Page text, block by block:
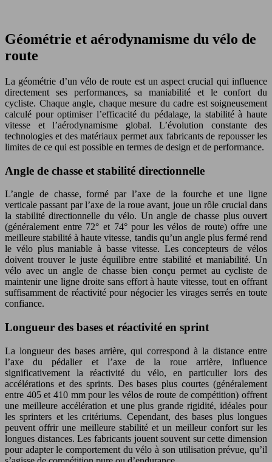
Géométrie et aérodynamisme du vélo de
route
La géométrie d’un vélo de route est un aspect crucial qui influence
directement ses performances, sa maniabilité et le confort du
cycliste. Chaque angle, chaque mesure du cadre est soigneusement
calculé pour optimiser l’efficacité du pédalage, la stabilité à haute
vitesse et l’aérodynamisme global. L’évolution constante des
technologies et des matériaux permet aux fabricants de repousser les
limites de ce qui est possible en termes de design et de performance.
Angle de chasse et stabilité directionnelle
L’angle de chasse, formé par l’axe de la fourche et une ligne
verticale passant par l’axe de la roue avant, joue un rôle crucial dans
la stabilité directionnelle du vélo. Un angle de chasse plus ouvert
(généralement entre 72° et 74° pour les vélos de route) offre une
meilleure stabilité à haute vitesse, tandis qu’un angle plus fermé rend
le vélo plus maniable à basse vitesse. Les concepteurs de vélos
doivent trouver le juste équilibre entre stabilité et maniabilité. Un
vélo avec un angle de chasse bien conçu permet au cycliste de
maintenir une ligne droite sans effort à haute vitesse, tout en offrant
suffisamment de réactivité pour négocier les virages serrés en toute
confiance.
Longueur des bases et réactivité en sprint
La longueur des bases arrière, qui correspond à la distance entre
l’axe du pédalier et l’axe de la roue arrière, influence
significativement la réactivité du vélo, en particulier lors des
accélérations et des sprints. Des bases plus courtes (généralement
entre 405 et 410 mm pour les vélos de route de compétition) offrent
une meilleure accélération et une plus grande rigidité, idéales pour
les sprinters et les critériums. Cependant, des bases plus longues
peuvent offrir une meilleure stabilité et un meilleur confort sur les
longues distances. Les fabricants jouent souvent sur cette dimension
pour adapter le comportement du vélo à son utilisation prévue, qu’il